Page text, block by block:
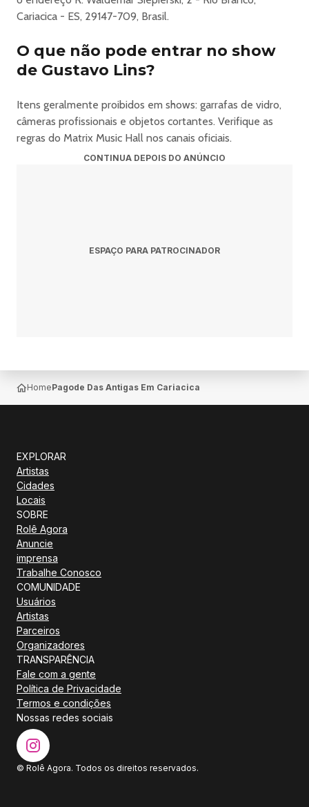
Cariacica - ES, 29147-709, Brasil.
O que não pode entrar no show
de Gustavo Lins?
Itens geralmente proibidos em shows: garrafas de vidro,
câmeras profissionais e objetos cortantes. Verifique as
regras do Matrix Music Hall nos canais oficiais.
CONTINUA DEPOIS DO ANÚNCIO
ESPAÇO PARA PATROCINADOR
HomePagode Das Antigas Em Cariacica
EXPLORAR
Artistas
Cidades
Locais
SOBRE
Rolê Agora
Anuncie
imprensa
Trabalhe Conosco
COMUNIDADE
Usuários
Artistas
Parceiros
Organizadores
TRANSPARÊNCIA
Fale com a gente
Política de Privacidade
Termos e condições
Nossas redes sociais
© Rolê Agora. Todos os direitos reservados.